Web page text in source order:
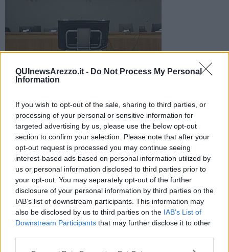
QUInewsArezzo.it - Do Not Process My Personal
Information
If you wish to opt-out of the sale, sharing to third parties, or
processing of your personal or sensitive information for
targeted advertising by us, please use the below opt-out
section to confirm your selection. Please note that after your
opt-out request is processed you may continue seeing
interest-based ads based on personal information utilized by
us or personal information disclosed to third parties prior to
your opt-out. You may separately opt-out of the further
disclosure of your personal information by third parties on the
IAB’s list of downstream participants. This information may
also be disclosed by us to third parties on the IAB’s List of
Downstream Participants that may further disclose it to other
E' accaduto a Levane in un noto spaccio ma la vicenda è stata
rievocata in Tribunale. La donna, un'ucraina di 34 anni è stata
arrestata
MONTEVARCHI —La donna è entrata nel negozio e, dopo aver
visionato alcuni capi, èuscita indossando una gonna griffata.
Dopo il furto il personale dell'ingrosso, visionando le telecamere, h
individuato la donna che incredibilmente il giorno dopo è
tornata nel medesimo spaccioper prendereun paio di guanti
indossando la stessa gonna rubata il giorno prima. A quel punto è